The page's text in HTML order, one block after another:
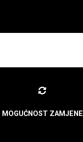
MOGUĆNOST ZAMJENE